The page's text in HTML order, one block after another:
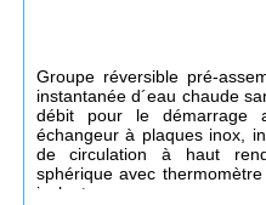
Groupe réversible pré-
instantanée d´eau chaude
débit pour le démarrage
échangeur à plaques inox,
de circulation à haut
sphérique avec
isolante.